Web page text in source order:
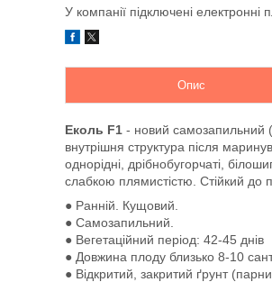
У компанії підключені
Опис
Еколь F1 - новий самозапильний
внутрiш­ня структура пiсля
однорiднi, дрiбнобугорчатi,
слабкою плямистiстю. Стiйкий до
● Ранній. Кущовий.
● Самозапильний.
● Вегетаційний період: 42-45 днів
● Довжина плоду близько 8-10
● Відкритий, закритий ґрунт